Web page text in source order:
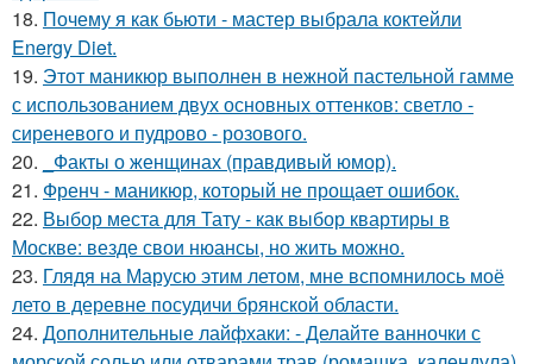
18. Почему я как бьюти - мастер выбрала коктейли
Energy Diet.
19. Этот маникюр выполнен в нежной пастельной гамме
с использованием двух основных оттенков: светло -
сиреневого и пудрово - розового.
20.
_Факты о женщинах (правдивый юмор).
21. Френч - маникюр, который не прощает ошибок.
22. Выбор места для Тату - как выбор квартиры в
Москве: везде свои нюансы, но жить можно.
23. Глядя на Марусю этим летом, мне вспомнилось моё
лето в деревне посудичи брянской области.
24. Дополнительные лайфхаки: - Делайте ванночки с